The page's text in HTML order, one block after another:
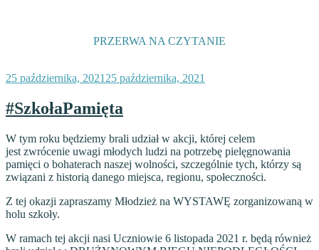
PRZERWA NA CZYTANIE
Opublikowane
25 października, 2021 25 października, 2021
#SzkołaPamięta
W tym roku będziemy brali udział w akcji, której celem
jest zwrócenie uwagi młodych ludzi na potrzebę pielęgnowania
pamięci o bohaterach naszej wolności, szczególnie tych, którzy są
związani z historią danego miejsca, regionu, społeczności.
Z tej okazji zapraszamy Młodzież na WYSTAWĘ zorganizowaną w
holu szkoły.
W ramach tej akcji nasi Uczniowie 6 listopada 2021 r. będą również